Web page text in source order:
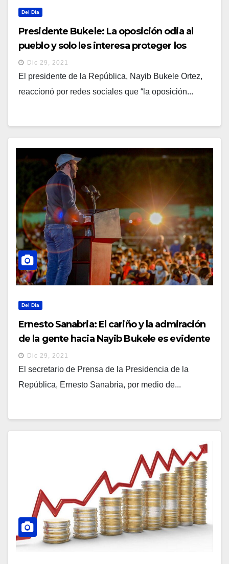
Del Día
Presidente Bukele: La oposición odia al
pueblo y solo les interesa proteger los
intereses de sus patrones
Dic 29, 2021
El presidente de la República, Nayib Bukele Ortez,
reaccionó por redes sociales que “la oposición...
Del Día
Ernesto Sanabria: El cariño y la admiración
de la gente hacia Nayib Bukele es evidente
en cada lugar que visita
Dic 29, 2021
El secretario de Prensa de la Presidencia de la
República, Ernesto Sanabria, por medio de...